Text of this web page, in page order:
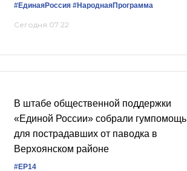
#ЕдинаяРоссия #НароднаяПрограмма
Сегодня 07:22
В штабе общественной поддержки
«Единой России» собрали гумпомощь
для пострадавших от паводка в
Верхоянском районе
#ЕР14